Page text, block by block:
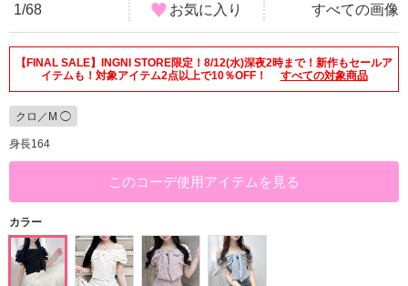
1/68 お気に入り すべての画像
【FINAL SALE】INGNI STORE限定！8/12(水)深夜2時まで！新作もセールア
イテムも！対象アイテム2点以上で10％OFF！
すべての対象商品
クロ／M ◯
身長164
このコーデ使用アイテムを見る
カラー